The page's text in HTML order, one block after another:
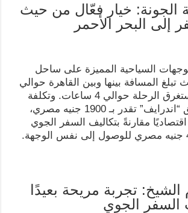
الجونة: خيار فعّال من حيث
إلى البحر الأحمر
السياحية المميزة على ساحل
تبلغ المسافة بينها وبين القاهرة حوالي
444 كيلومترًا وتستغرق الرحلة حوالي 4 ساعات. وتكلفة
الرحلة عبر تطبيق “اندرايف” تقدر بـ 1900 جنيه مصري،
اقتصاديًا مقارنةً بتكاليف السفر الجوي
تجربة مريحة بعيدًا
السفر الجوي